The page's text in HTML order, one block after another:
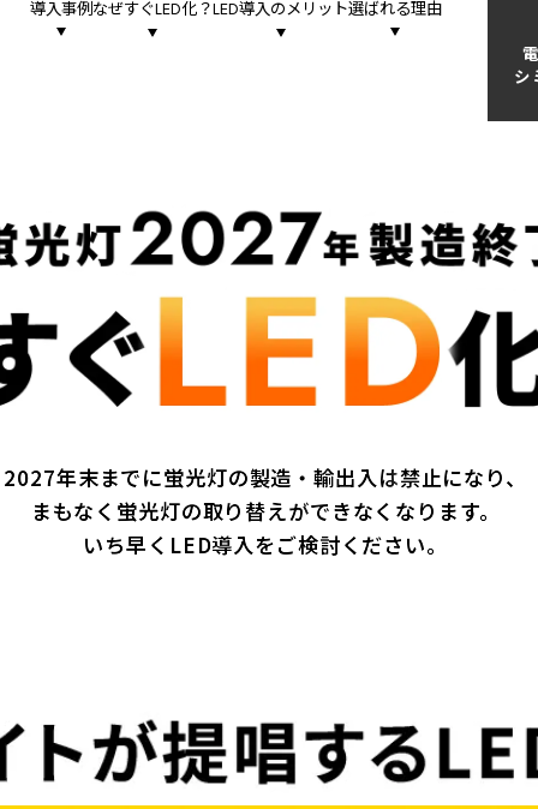
導入事例なぜすぐLED化？LED導入のメリット選ばれる理由
シ
2027年末までに蛍光灯の製造・輸出入は禁止になり、
まもなく蛍光灯の取り替えができなくなります。
いち早くLED導入をご検討ください。